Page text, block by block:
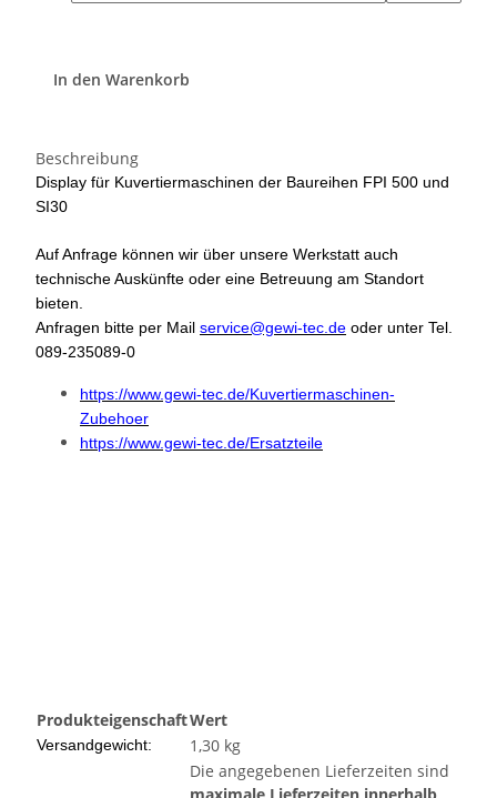
In den Warenkorb
Beschreibung
Display für Kuvertiermaschinen der Baureihen FPI 500 und
SI30
Auf Anfrage können wir über unsere Werkstatt auch
technische Auskünfte oder eine Betreuung am Standort
bieten.
Anfragen bitte per Mail service@gewi-tec.de oder unter Tel.
089-235089-0
https://www.gewi-tec.de/Kuvertiermaschinen-
Zubehoer
https://www.gewi-tec.de/Ersatzteile
ProdukteigenschaftWert
Versandgewicht:
1,30 kg
Die angegebenen Lieferzeiten sind